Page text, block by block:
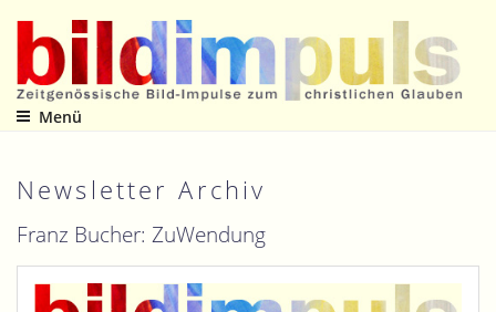
Inhalt
springen
Zeitgenössische Bild-Impulse zum christlichen Glauben
Menü
Newsletter Archiv
Franz Bucher: ZuWendung